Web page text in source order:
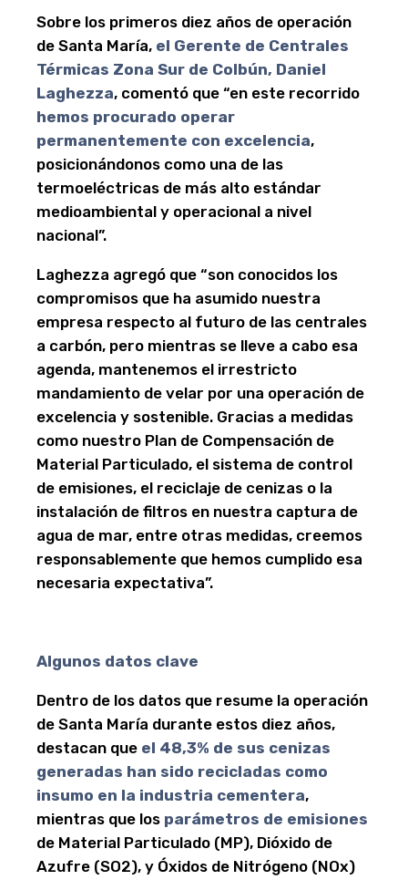
Sobre los primeros diez años de operación
de Santa María, el Gerente de Centrales
Térmicas Zona Sur de Colbún, Daniel
Laghezza, comentó que “en este recorrido
hemos procurado operar
permanentemente con excelencia,
posicionándonos como una de las
termoeléctricas de más alto estándar
medioambiental y operacional a nivel
nacional”.
Laghezza agregó que “son conocidos los
compromisos que ha asumido nuestra
empresa respecto al futuro de las centrales
a carbón, pero mientras se lleve a cabo esa
agenda, mantenemos el irrestricto
mandamiento de velar por una operación de
excelencia y sostenible. Gracias a medidas
como nuestro Plan de Compensación de
Material Particulado, el sistema de control
de emisiones, el reciclaje de cenizas o la
instalación de filtros en nuestra captura de
agua de mar, entre otras medidas, creemos
responsablemente que hemos cumplido esa
necesaria expectativa”.
Algunos datos clave
Dentro de los datos que resume la operación
de Santa María durante estos diez años,
destacan que el 48,3% de sus cenizas
generadas han sido recicladas como
insumo en la industria cementera,
mientras que los parámetros de emisiones
de Material Particulado (MP), Dióxido de
Azufre (SO2), y Óxidos de Nitrógeno (NOx)